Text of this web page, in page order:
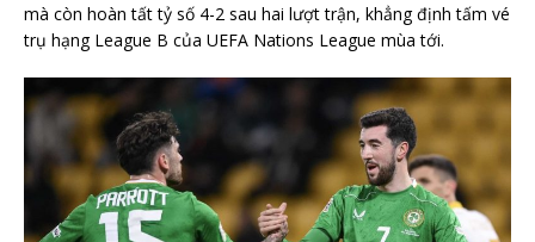
mà còn hoàn tất tỷ số 4-2 sau hai lượt trận, khẳng định tấm vé
trụ hạng League B của UEFA Nations League mùa tới.